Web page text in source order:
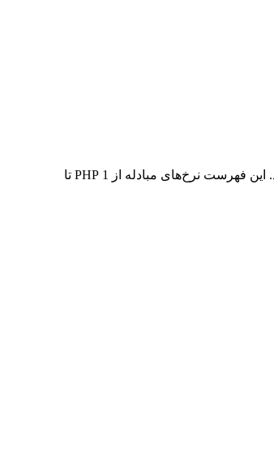
در جدول بالا، نمودار داده‌های تبدیل جامع PHP به JTO را مشاهده می‌کنید که رابطه ارزش PHP و JTO را در مقادیر مختلف تبدیل رایج نشان می‌دهد. این فهرست نرخ‌های مبادله از 1 PHP تا